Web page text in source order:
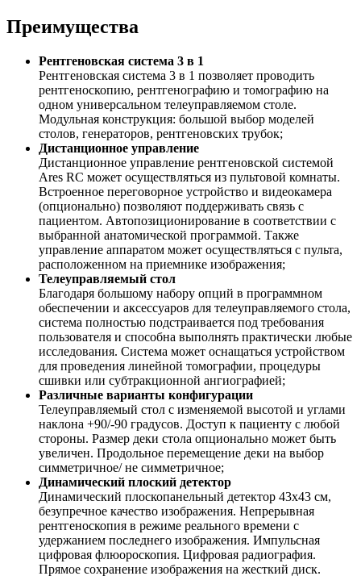
Преимущества
Рентгеновская система 3 в 1
Рентгеновская система 3 в 1 позволяет проводить
рентгеноскопию, рентгенографию и томографию на
одном универсальном телеуправляемом столе.
Модульная конструкция: большой выбор моделей
столов, генераторов, рентгеновских трубок;
Дистанционное управление
Дистанционное управление рентгеновской системой
Ares RC может осуществляться из пультовой комнаты.
Встроенное переговорное устройство и видеокамера
(опционально) позволяют поддерживать связь с
пациентом. Автопозиционирование в соответствии с
выбранной анатомической программой. Также
управление аппаратом может осуществляться с пульта,
расположенном на приемнике изображения;
Телеуправляемый стол
Благодаря большому набору опций в программном
обеспечении и аксессуаров для телеуправляемого стола,
система полностью подстраивается под требования
пользователя и способна выполнять практически любые
исследования. Система может оснащаться устройством
для проведения линейной томографии, процедуры
сшивки или субтракционной ангиографией;
Различные варианты конфигурации
Телеуправляемый стол с изменяемой высотой и углами
наклона +90/-90 градусов. Доступ к пациенту с любой
стороны. Размер деки стола опционально может быть
увеличен. Продольное перемещение деки на выбор
симметричное/ не симметричное;
Динамический плоский детектор
Динамический плоскопанельный детектор 43х43 см,
безупречное качество изображения. Непрерывная
рентгеноскопия в режиме реального времени с
удержанием последнего изображения. Импульсная
цифровая флюороскопия. Цифровая радиография.
Прямое сохранение изображения на жесткий диск.